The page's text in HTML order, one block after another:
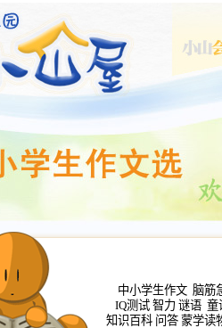
中小学生作文 脑筋
IQ测试 智力 谜语 童
知识百科 问答 蒙学读